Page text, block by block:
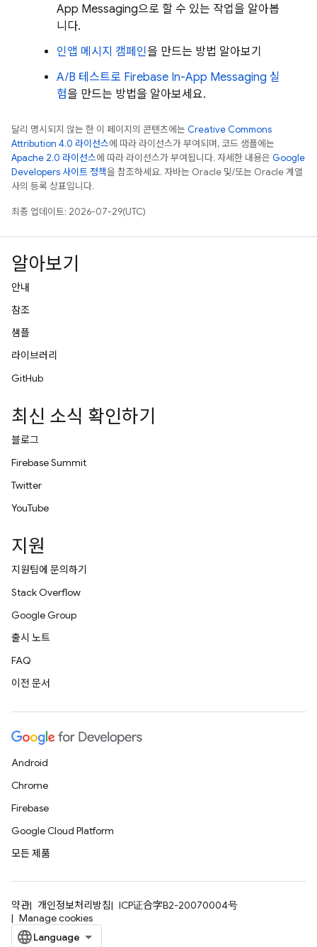
App Messaging으로 할 수 있는 작업을 알아봅
니다.
인앱 메시지 캠페인을 만드는 방법 알아보기
A/B 테스트로 Firebase In-App Messaging 실
험을 만드는 방법을 알아보세요.
달리 명시되지 않는 한 이 페이지의 콘텐츠에는 Creative Commons
Attribution 4.0 라이선스에 따라 라이선스가 부여되며, 코드 샘플에는
Apache 2.0 라이선스에 따라 라이선스가 부여됩니다. 자세한 내용은 Google
Developers 사이트 정책을 참조하세요. 자바는 Oracle 및/또는 Oracle 계열
사의 등록 상표입니다.
최종 업데이트: 2026-07-29(UTC)
알아보기
안내
참조
샘플
라이브러리
GitHub
최신 소식 확인하기
블로그
Firebase Summit
Twitter
YouTube
지원
지원팀에 문의하기
Stack Overflow
Google Group
출시 노트
FAQ
이전 문서
Android
Chrome
Firebase
Google Cloud Platform
모든 제품
약관 개인정보처리방침
ICP证合字B2-20070004号
Manage cookies